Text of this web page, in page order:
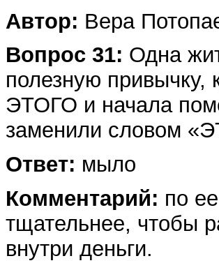
Автор: Вера
Вопрос 31: Одна
полезную привычку,
ЭТОГО и начала
заменили словом
Ответ: мыло
Комментарий: по
тщательнее, чтобы
внутри деньги.